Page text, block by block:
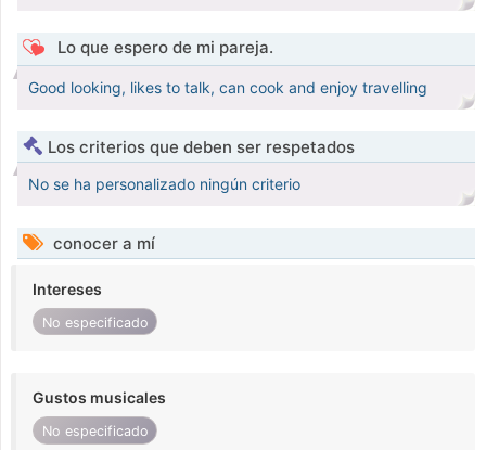
Lo que espero de mi pareja.
Good looking, likes to talk, can cook and enjoy travelling
Los criterios que deben ser respetados
No se ha personalizado ningún criterio
conocer a mí
Intereses
No especificado
Gustos musicales
No especificado